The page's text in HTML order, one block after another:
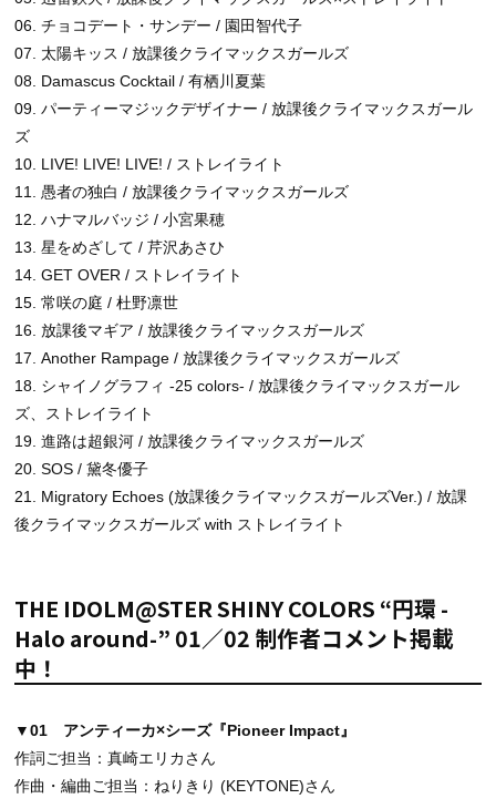
06. チョコデート・サンデー / 園田智代子
07. 太陽キッス / 放課後クライマックスガールズ
08. Damascus Cocktail / 有栖川夏葉
09. パーティーマジックデザイナー / 放課後クライマックスガール
ズ
10. LIVE! LIVE! LIVE! / ストレイライト
11. 愚者の独白 / 放課後クライマックスガールズ
12. ハナマルバッジ / 小宮果穂
13. 星をめざして / 芹沢あさひ
14. GET OVER / ストレイライト
15. 常咲の庭 / 杜野凛世
16. 放課後マギア / 放課後クライマックスガールズ
17. Another Rampage / 放課後クライマックスガールズ
18. シャイノグラフィ -25 colors- / 放課後クライマックスガール
ズ、ストレイライト
19. 進路は超銀河 / 放課後クライマックスガールズ
20. SOS / 黛冬優子
21. Migratory Echoes (放課後クライマックスガールズVer.) / 放課
後クライマックスガールズ with ストレイライト
THE IDOLM@STER SHINY COLORS “円環 -
Halo around-” 01／02 制作者コメント掲載
中！
▼01 アンティーカ×シーズ『Pioneer Impact』
作詞ご担当：真崎エリカさん
作曲・編曲ご担当：ねりきり (KEYTONE)さん